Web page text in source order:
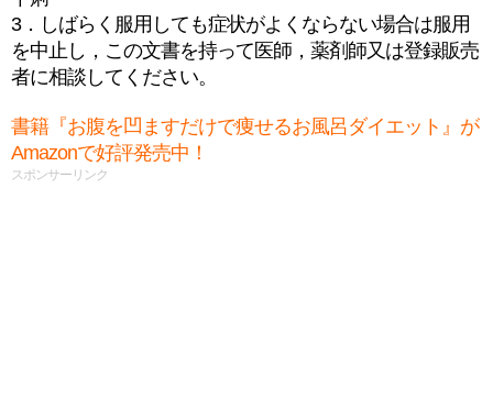
3．しばらく服用しても症状がよくならない場合は服用
を中止し，この文書を持って医師，薬剤師又は登録販売
者に相談してください。
書籍『お腹を凹ますだけで痩せるお風呂ダイエット』が
Amazonで好評発売中！
スポンサーリンク